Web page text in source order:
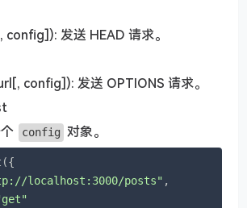
发送 HEAD 请求。
config]): 发送 OPTIONS 请求。
config 对象。
localhost:3000/posts" ,